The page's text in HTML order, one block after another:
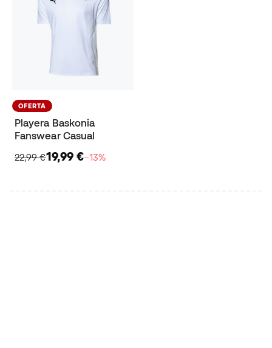
OFERTA
Playera Baskonia
Fanswear Casual
22,99 €19,99 €−13%